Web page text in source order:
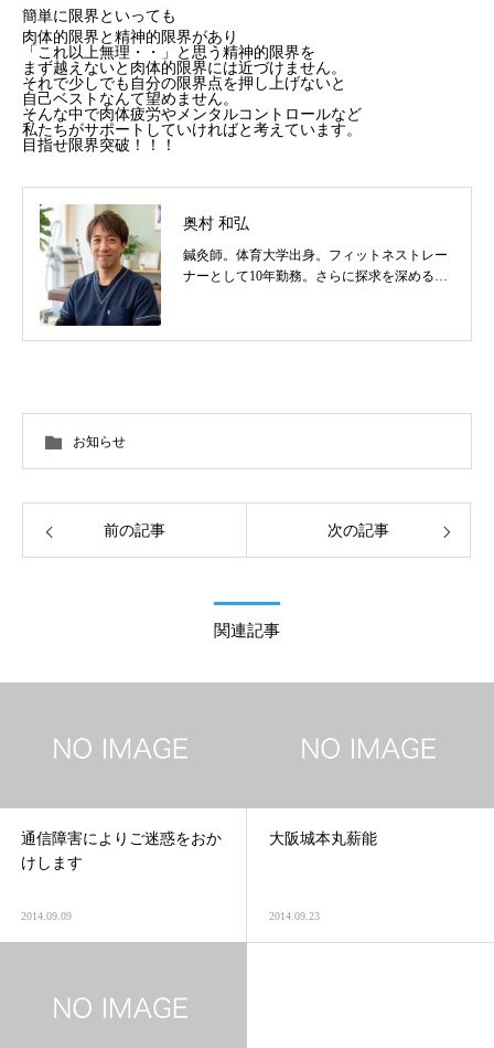
簡単に限界といっても
肉体的限界と精神的限界があり
「これ以上無理・・」と思う精神的限界を
まず越えないと肉体的限界には近づけません。
それで少しでも自分の限界点を押し上げないと
自己ベストなんて望めません。
そんな中で肉体疲労やメンタルコントロールなど
私たちがサポートしていければと考えています。
目指せ限界突破！！！
奥村 和弘
鍼灸師。体育大学出身。フィットネストレー
ナーとして10年勤務。さらに探求を深めるべ
の他顔鍼など様々な症状の施術に日々、奔走
お知らせ
前の記事 次の記事
関連記事
通信障害によりご迷惑をおか
けします
2014.09.09
大阪城本丸薪能
2014.09.23